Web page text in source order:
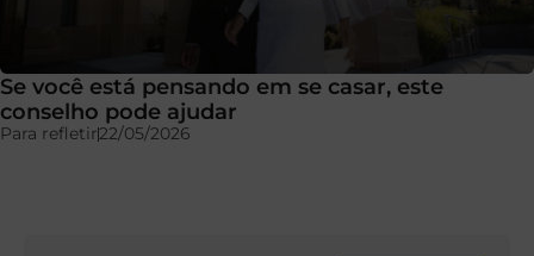
Se você está pensando em se casar, este
conselho pode ajudar
Para refletir22/05/2026